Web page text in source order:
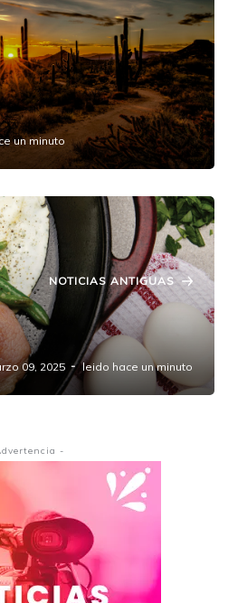
ante el
en Puebla
un minuto
NOTICIAS ANTIGUAS
de febrero sube precio
de huevo y carne de res.
09, 2025 leido hace un minuto
-